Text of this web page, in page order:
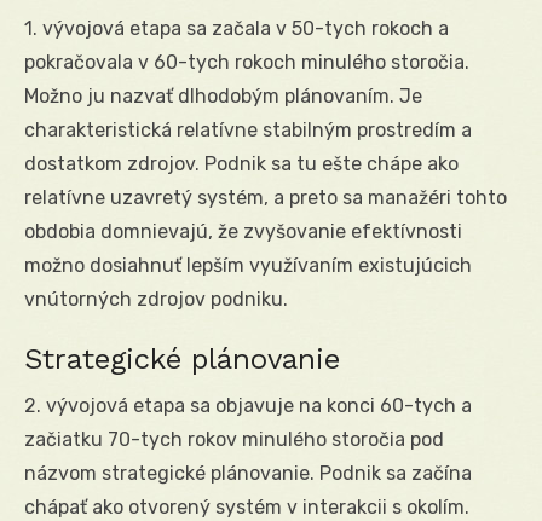
1. vývojová etapa sa začala v 50-tych rokoch a
pokračovala v 60-tych rokoch minulého storočia.
Možno ju nazvať dlhodobým plánovaním. Je
charakteristická relatívne stabilným prostredím a
dostatkom zdrojov. Podnik sa tu ešte chápe ako
relatívne uzavretý systém, a preto sa manažéri tohto
obdobia domnievajú, že zvyšovanie efektívnosti
možno dosiahnuť lepším využívaním existujúcich
vnútorných zdrojov podniku.
Strategické plánovanie
2. vývojová etapa sa objavuje na konci 60-tych a
začiatku 70-tych rokov minulého storočia pod
názvom strategické plánovanie. Podnik sa začína
chápať ako otvorený systém v interakcii s okolím.